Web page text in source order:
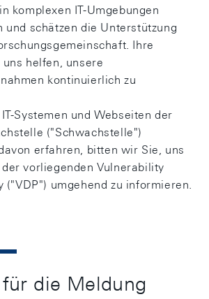
komplexen IT-Umgebungen
und schätzen die Unterstützung
Ihre
helfen, unsere
kontinuierlich zu
Systemen und Webseiten der
("Schwachstelle")
erfahren, bitten wir Sie, uns
vorliegenden Vulnerability
("VDP") umgehend zu informieren.
die Meldung